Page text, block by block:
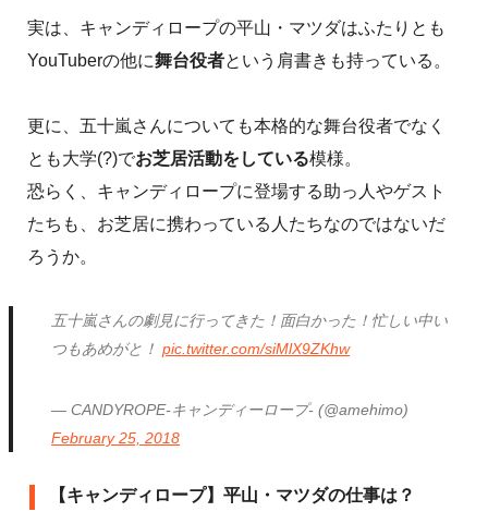
実は、キャンディロープの平山・マツダはふたりとも
YouTuberの他に舞台役者という肩書きも持っている。
更に、五十嵐さんについても本格的な舞台役者でなく
とも大学(?)でお芝居活動をしている模様。
恐らく、キャンディロープに登場する助っ人やゲスト
たちも、お芝居に携わっている人たちなのではないだ
ろうか。
五十嵐さんの劇見に行ってきた！面白かった！忙しい中い
つもあめがと！pic.twitter.com/siMlX9ZKhw
— CANDYROPE-キャンディーロープ- (@amehimo)
February 25, 2018
【キャンディロープ】平山・マツダの仕事は？